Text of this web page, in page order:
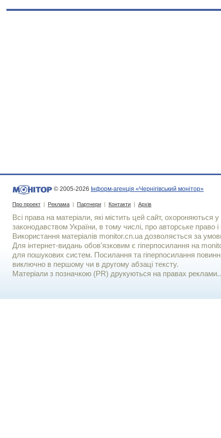
© 2005-2026 Інформ-агенція «Чернігівський монітор»
Про проект | Реклама | Партнери | Контакти | Архів
Всі права на матеріали, які містить цей сайт, охороняються у
законодавством України, в тому числі, про авторське право і
Використання матерiалiв monitor.cn.ua дозволяється за
Для iнтернет-видань обов'язковим є гiперпосилання на
для пошукових систем. Посилання та гіперпосилання
виключно в першому чи в другому абзаці тексту.
Матеріали з позначкою (PR) друкуються на правах реклами..